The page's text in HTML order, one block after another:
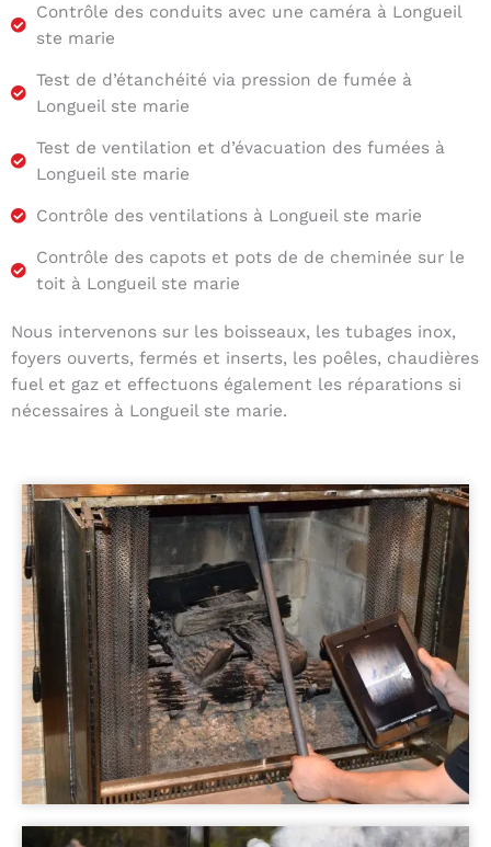
Contrôle des conduits avec une caméra à Longueil
ste marie
Test de d’étanchéité via pression de fumée à
Longueil ste marie
Test de ventilation et d’évacuation des fumées à
Longueil ste marie
Contrôle des ventilations à Longueil ste marie
Contrôle des capots et pots de de cheminée sur le
toit à Longueil ste marie
Nous intervenons sur les boisseaux, les tubages inox,
foyers ouverts, fermés et inserts, les poêles, chaudières
fuel et gaz et effectuons également les réparations si
nécessaires à Longueil ste marie.